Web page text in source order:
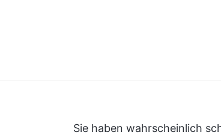
Sie haben wahrscheinlich